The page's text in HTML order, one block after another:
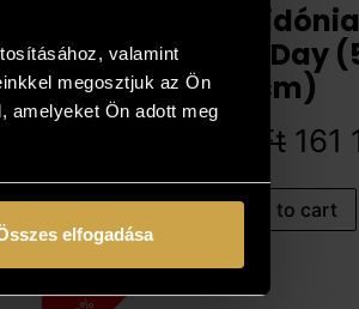
valamint
megosztjuk az Ön
amelyeket Ön adott meg
elfogadása
Varga
Mother’s Day
cm)
Ft 161
Add to cart